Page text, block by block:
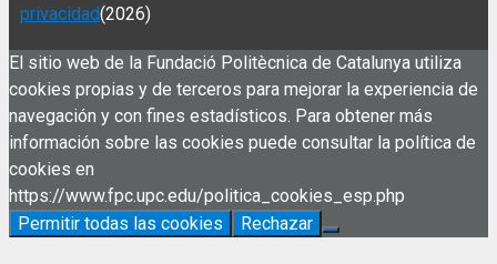
privacidad(2026)
El sitio web de la Fundació Politècnica de Catalunya utiliza
cookies propias y de terceros para mejorar la experiencia de
navegación y con fines estadísticos. Para obtener más
información sobre las cookies puede consultar la política de
cookies en
https://www.fpc.upc.edu/politica_cookies_esp.php
Permitir todas las cookies
Rechazar